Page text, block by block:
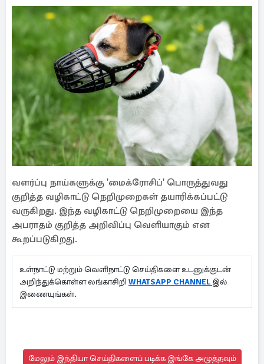
வளர்ப்பு நாய்களுக்கு 'மைக்ரோசிப்' பொருத்துவது
குறித்த வழிகாட்டு நெறிமுறைகள் தயாரிக்கப்பட்டு
வருகிறது. இந்த வழிகாட்டு நெறிமுறையை இந்த
அபராதம் குறித்த அறிவிப்பு வெளியாகும் என
கூறப்படுகிறது.
உள்நாட்டு மற்றும் வெளிநாட்டு செய்திகளை உடனுக்குடன்
அறிந்துக்கொள்ள லங்காசிறி WHATSAPP CHANNEL இல்
இணையுங்கள்.
மேலும் இந்தியா செய்திகளைப் படிக்க இங்கே அழுத்தவும்